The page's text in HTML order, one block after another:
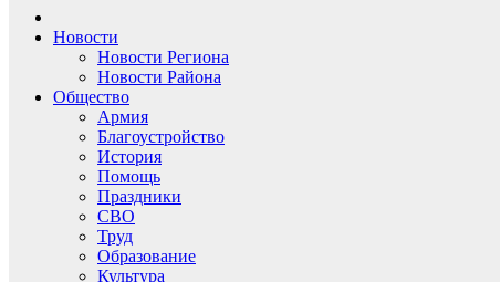
Новости
Новости Региона
Новости Района
Общество
Армия
Благоустройство
История
Помощь
Праздники
СВО
Труд
Образование
Культура